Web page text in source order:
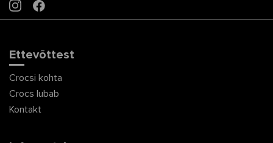
INSTAGRAM
FACEBOOK
Ettevõttest
Crocsi kohta
Crocs lubab
Kontakt